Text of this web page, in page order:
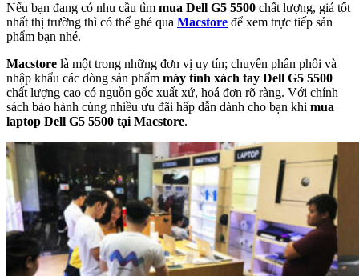
Nếu bạn đang có nhu cầu tìm mua Dell G5 5500 chất lượng, giá tốt
nhất thị trường thì có thể ghé qua Macstore để xem trực tiếp sản
phẩm bạn nhé.
Macstore là một trong những đơn vị uy tín; chuyên phân phối và
nhập khẩu các dòng sản phẩm máy tính xách tay Dell G5 5500
chất lượng cao có nguồn gốc xuất xứ, hoá đơn rõ ràng. Với chính
sách bảo hành cùng nhiều ưu đãi hấp dẫn dành cho bạn khi mua
laptop Dell G5 5500 tại Macstore.